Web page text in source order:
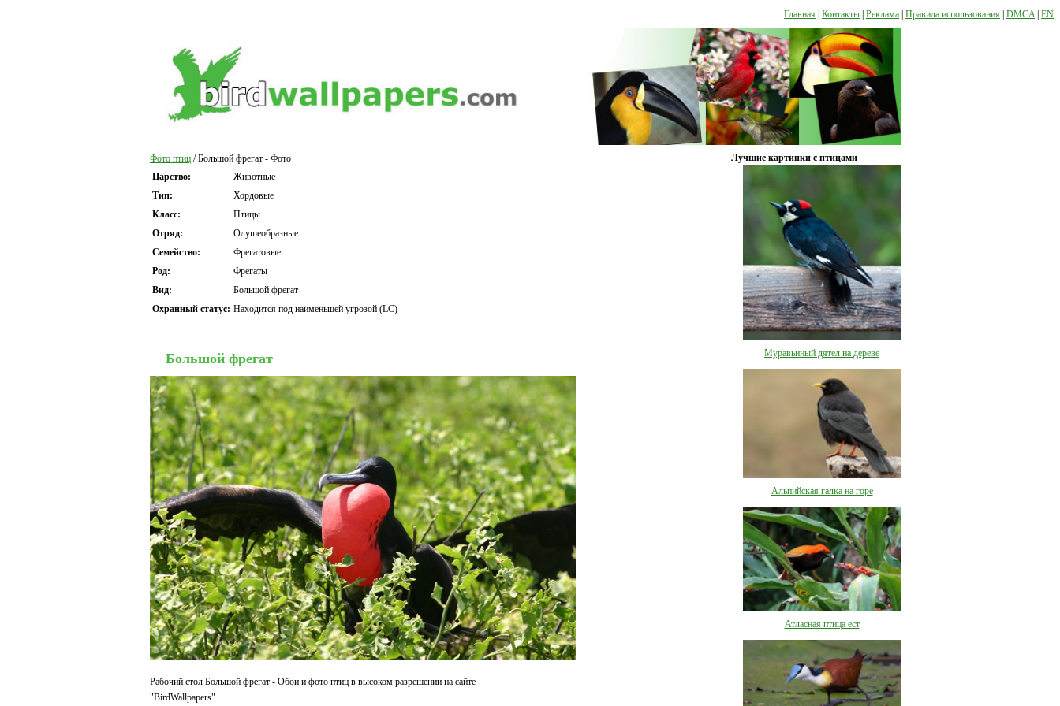
Главная Контакты Реклама Правила использования DMCA EN
Фото птиц / Большой фрегат - Фото
Царство:
Животные
Тип:
Хордовые
Класс:
Птицы
Отряд:
Олушеобразные
Семейство:
Фрегатовые
Род:
Фрегаты
Вид:
Большой фрегат
Охранный статус: Находится под наименьшей угрозой (LC)
Большой фрегат
Рабочий стол Большой фрегат - Обои и фото птиц в высоком разрешении на сайте
"BirdWallpapers".
Лучшие картинки с птицами
Муравьиный дятел на дереве
Альпийская галка на горе
Атласная птица ест